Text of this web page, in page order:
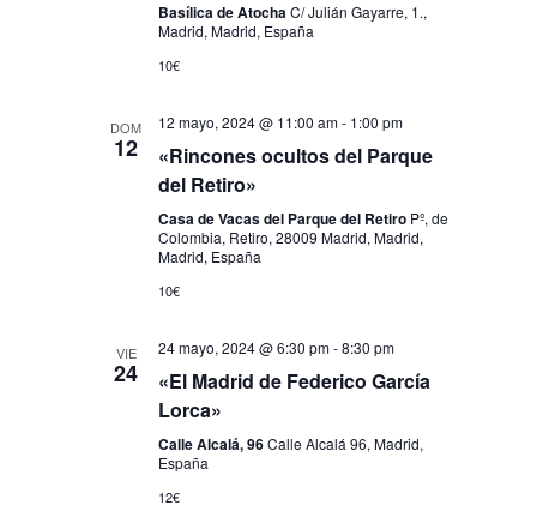
Basílica de AtochaC/ Julián Gayarre, 1.,
Madrid, Madrid, España
10€
DOM
12
12 mayo, 2024 @ 11:00 am- 1:00 pm
«Rincones ocultos del Parque
del Retiro»
Casa de Vacas del Parque del Retiro Pº, de
Colombia, Retiro, 28009 Madrid, Madrid,
Madrid, España
10€
VIE
24
24 mayo, 2024 @ 6:30 pm-8:30 pm
«El Madrid de Federico García
Lorca»
Calle Alcalá, 96Calle Alcalá 96, Madrid,
España
12€